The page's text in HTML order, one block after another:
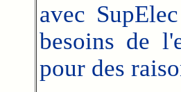
avec
besoins de
pour des